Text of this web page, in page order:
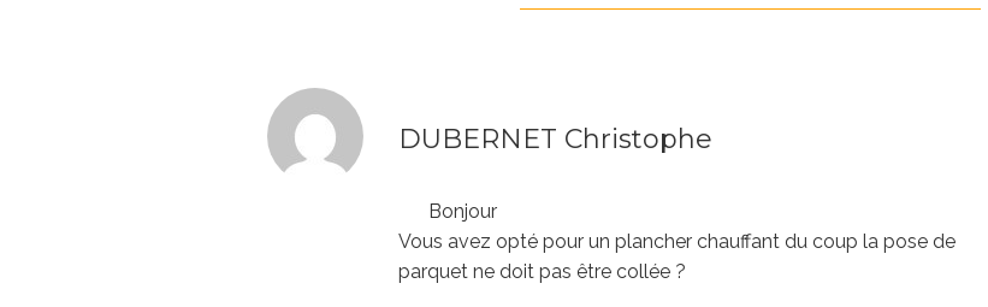
DUBERNET Christophe
Bonjour
Vous avez opté pour un plancher chauffant du coup la pose de
parquet ne doit pas être collée ?